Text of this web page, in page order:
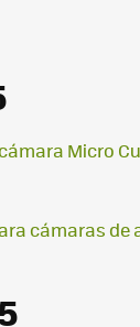
Micro
cámaras de